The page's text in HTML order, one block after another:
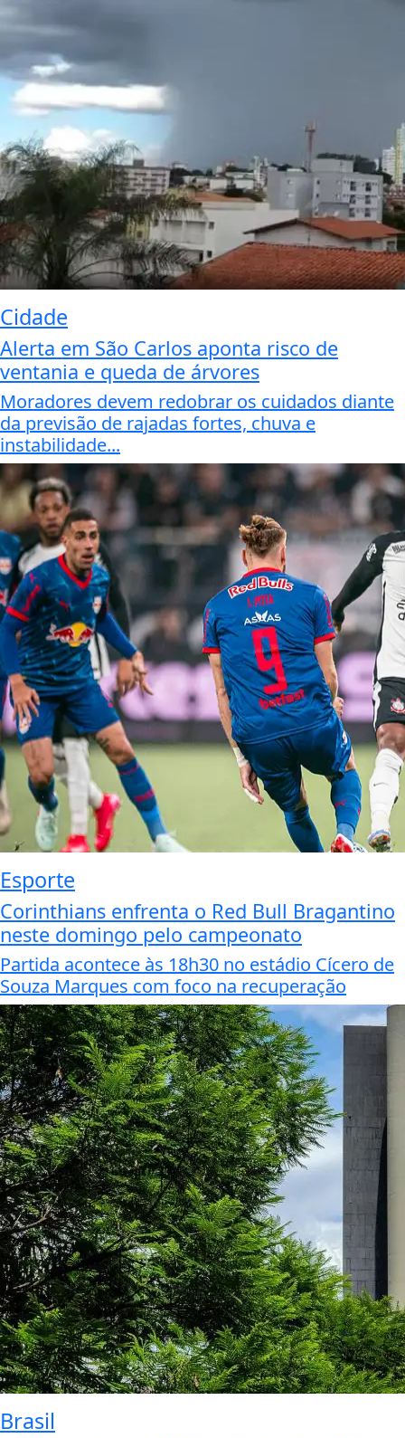
Cidade
Alerta em São Carlos aponta risco de
ventania e queda de árvores
Moradores devem redobrar os cuidados diante
da previsão de rajadas fortes, chuva e
instabilidade...
Esporte
Corinthians enfrenta o Red Bull Bragantino
neste domingo pelo campeonato
Partida acontece às 18h30 no estádio Cícero de
Souza Marques com foco na recuperação
Brasil